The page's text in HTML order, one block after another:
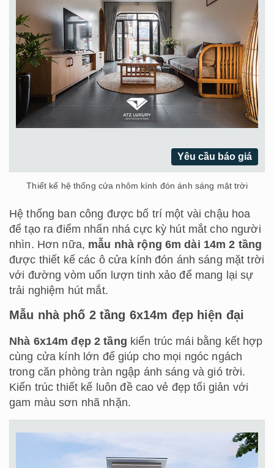
Yêu cầu báo giá
Thiết kế hệ thống cửa nhôm kính đón ánh sáng mặt trời
Hệ thống ban công được bố trí một vài chậu hoa
để tạo ra điểm nhấn nhá cực kỳ hút mắt cho người
nhìn. Hơn nữa, mẫu nhà rộng 6m dài 14m 2 tầng
được thiết kế các ô cửa kính đón ánh sáng mặt trời
với đường vòm uốn lượn tinh xảo để mang lại sự
trải nghiệm hút mắt.
Mẫu nhà phố 2 tầng 6x14m đẹp hiện đại
Nhà 6x14m đẹp 2 tầng kiến trúc mái bằng kết hợp
cùng cửa kính lớn để giúp cho mọi ngóc ngách
trong căn phòng tràn ngập ánh sáng và gió trời.
Kiến trúc thiết kế luôn đề cao vẻ đẹp tối giản với
gam màu sơn nhã nhặn.